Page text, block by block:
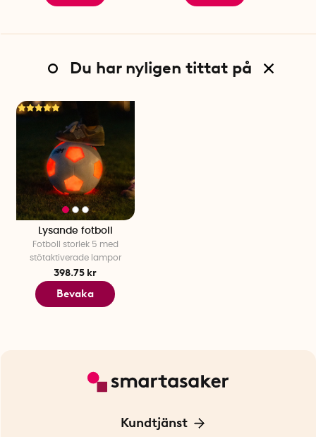
Du har nyligen tittat på
Lysande fotboll
Fotboll storlek 5 med
stötaktiverade lampor
398.75 kr
Bevaka
Kundtjänst